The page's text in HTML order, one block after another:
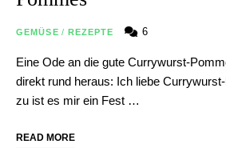
GEMÜSE / REZEPTE 6
Eine Ode an die gute Currywurst-
direkt rund heraus: Ich liebe
zu ist es mir ein Fest …
READ MORE